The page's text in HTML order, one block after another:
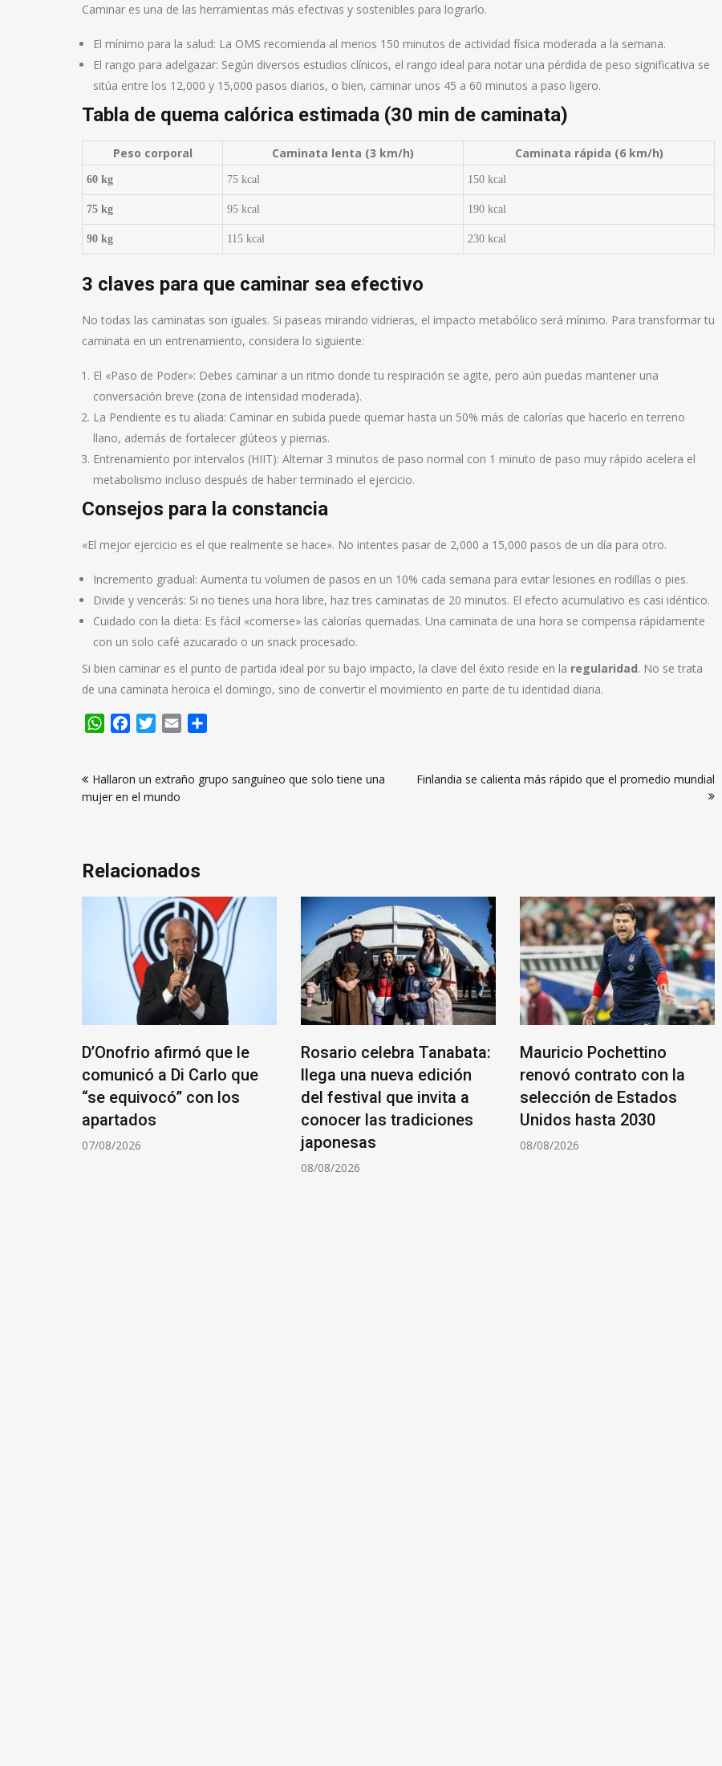
Caminar es una de las herramientas más efectivas y sostenibles para lograrlo.
El mínimo para la salud: La OMS recomienda al menos 150 minutos de actividad física moderada a la semana.
El rango para adelgazar: Según diversos estudios clínicos, el rango ideal para notar una pérdida de peso significativa se
sitúa entre los 12,000 y 15,000 pasos diarios, o bien, caminar unos 45 a 60 minutos a paso ligero.
Tabla de quema calórica estimada (30 min de caminata)
Peso corporal Caminata lenta (3 km/h) Caminata rápida (6 km/h)
60 kg 75 kcal 150 kcal
75 kg 95 kcal 190 kcal
90 kg 115 kcal 230 kcal
3 claves para que caminar sea efectivo
No todas las caminatas son iguales. Si paseas mirando vidrieras, el impacto metabólico será mínimo. Para transformar tu
caminata en un entrenamiento, considera lo siguiente:
El «Paso de Poder»: Debes caminar a un ritmo donde tu respiración se agite, pero aún puedas mantener una
conversación breve (zona de intensidad moderada).
La Pendiente es tu aliada: Caminar en subida puede quemar hasta un 50% más de calorías que hacerlo en terreno
llano, además de fortalecer glúteos y piernas.
Entrenamiento por intervalos (HIIT): Alternar 3 minutos de paso normal con 1 minuto de paso muy rápido acelera el
metabolismo incluso después de haber terminado el ejercicio.
Consejos para la constancia
«El mejor ejercicio es el que realmente se hace». No intentes pasar de 2,000 a 15,000 pasos de un día para otro.
Incremento gradual: Aumenta tu volumen de pasos en un 10% cada semana para evitar lesiones en rodillas o pies.
Divide y vencerás: Si no tienes una hora libre, haz tres caminatas de 20 minutos. El efecto acumulativo es casi idéntico.
Cuidado con la dieta: Es fácil «comerse» las calorías quemadas. Una caminata de una hora se compensa rápidamente
con un solo café azucarado o un snack procesado.
Si bien caminar es el punto de partida ideal por su bajo impacto, la clave del éxito reside en la regularidad. No se trata
de una caminata heroica el domingo, sino de convertir el movimiento en parte de tu identidad diaria.
WhatsApp
FacebookTwitter
Email
deHallaron un extraño grupo sanguíneo que solo tiene una
mujer en el mundo
Finlandia se calienta más rápido que el promedio mundial
Relacionados
D’Onofrio afirmó que le
comunicó a Di Carlo que
“se equivocó” con los
apartados
07/08/2026
Rosario celebra Tanabata:
llega una nueva edición
del festival que invita a
conocer las tradiciones
japonesas
08/08/2026
Mauricio Pochettino
renovó contrato con la
selección de Estados
Unidos hasta 2030
08/08/2026